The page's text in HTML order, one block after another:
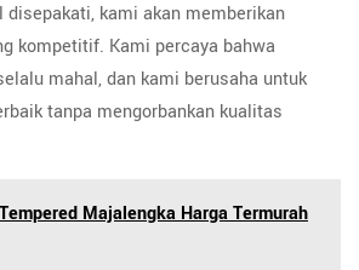
kami akan memberikan
kompetitif. Kami percaya bahwa
mahal, dan kami berusaha untuk
tanpa mengorbankan kualitas
Majalengka Harga Termurah